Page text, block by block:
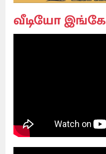
வீடியோ இங்கே